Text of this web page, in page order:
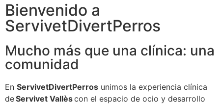
Bienvenido a
ServivetDivertPerros
Mucho más que una clínica: una
comunidad
En ServivetDivertPerros unimos la experiencia clínica
deServivet Vallèscon el espacio de ocio y desarrollo